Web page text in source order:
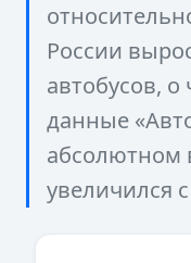
России
автобусов,
данные
увеличился